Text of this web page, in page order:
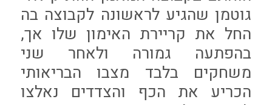
גוטמן שהגיע לראשונה לקבוצה בה
החל את קריירת האימון שלו אך,
בהפתעה גמורה ולאחר שני
משחקים בלבד מצבו הבריאותי
הכריע את הכף והצדדים נאלצו